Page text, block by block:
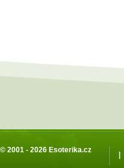
© 2001 - 2026 Esoterika.cz
|